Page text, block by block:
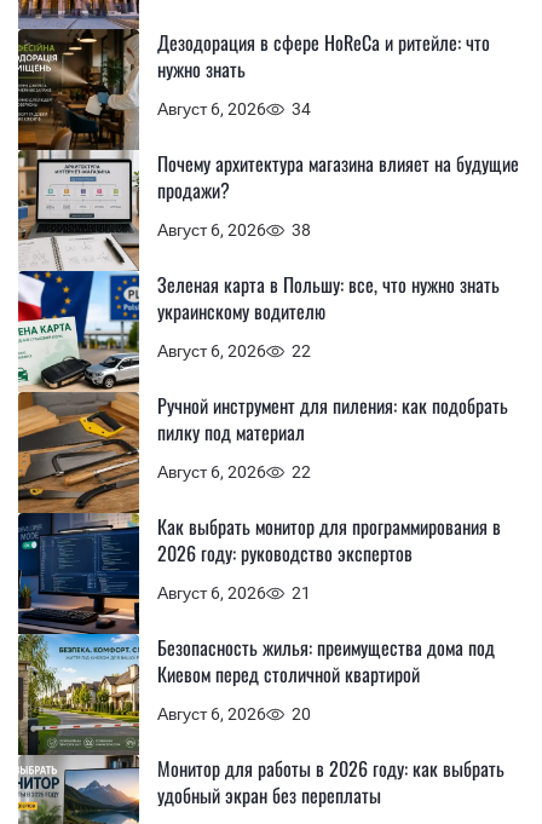
Август 6, 2026 34
Дезодорация в сфере HoReCa и ритейле: что
нужно знать
Август 6, 2026 38
Почему архитектура магазина влияет на будущие
продажи?
Август 6, 2026 22
Зеленая карта в Польшу: все, что нужно знать
украинскому водителю
Август 6, 2026 22
Ручной инструмент для пиления: как подобрать
пилку под материал
Август 6, 2026 21
Как выбрать монитор для программирования в
2026 году: руководство экспертов
Август 6, 2026 20
Безопасность жилья: преимущества дома под
Киевом перед столичной квартирой
Монитор для работы в 2026 году: как выбрать
удобный экран без переплаты